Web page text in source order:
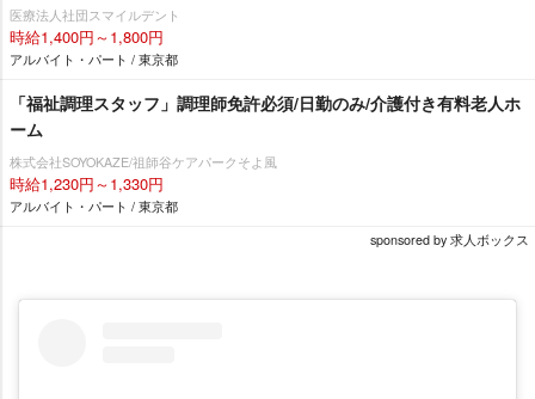
医療法人社団スマイルデント
時給1,400円～1,800円
アルバイト・パート / 東京都
「福祉調理スタッフ」調理師免許必須/日勤のみ/介護付き有料老人ホ
ーム
株式会社SOYOKAZE/祖師谷ケアパークそよ風
時給1,230円～1,330円
アルバイト・パート / 東京都
sponsored by 求人ボックス